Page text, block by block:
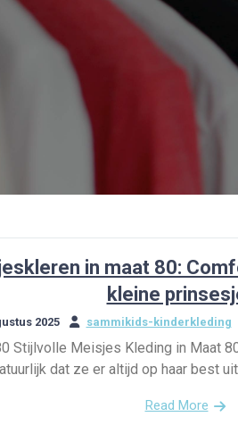
in maat 80:
kleine
2025 sammikids-kinderkleding
Stijlvolle Meisjes Kleding in Maat
dat ze er altijd op haar best
Read More